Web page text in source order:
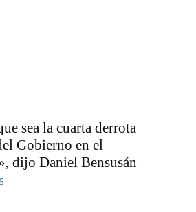
sea la cuarta derrota
Gobierno en el
dijo Daniel Bensusán